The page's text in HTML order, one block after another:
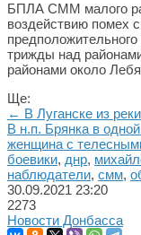
БПЛА СММ малого
воздействию помех
трижды над
районами около
Ще:
← В Луганске из
В н.п. Брянка в
женщина с
боевики, днр,
наблюдатели, смм,
30.09.2021 23:20
2273
Новости Донбасса